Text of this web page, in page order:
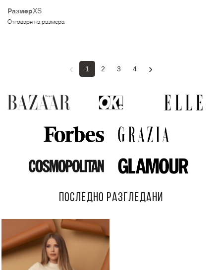
РазмерXS
Отговаря на размера
‹ 1 2 3 4 ›
ПОСЛЕДНО РАЗГЛЕДАНИ